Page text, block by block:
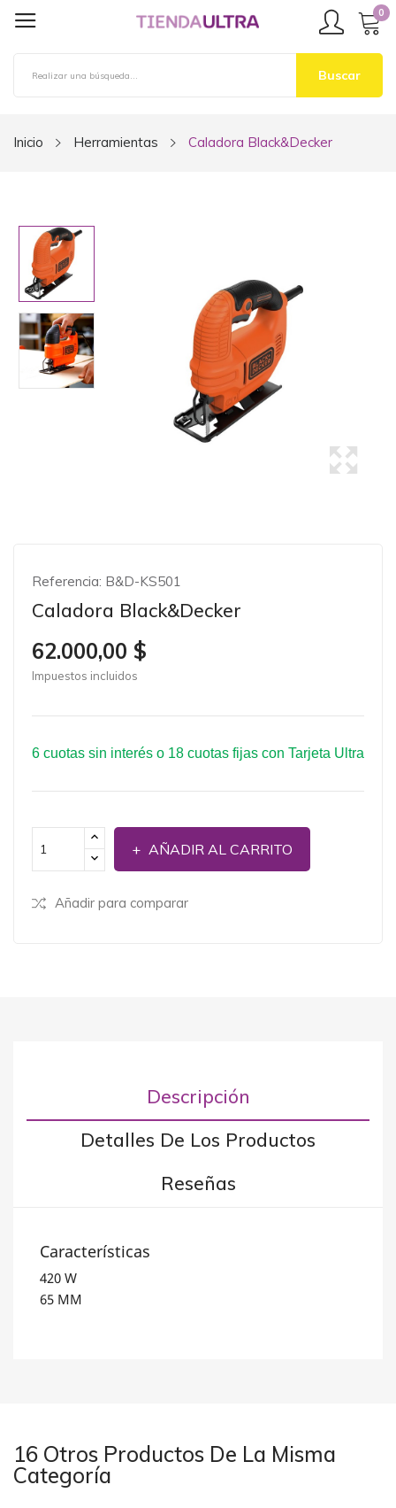
0
Buscar
Inicio Herramientas Caladora Black&Decker
Referencia: B&D-KS501
Caladora Black&Decker
62.000,00 $
Impuestos incluidos
6 cuotas sin interés o 18 cuotas fijas con Tarjeta Ultra
AÑADIR AL CARRITO
Añadir para comparar
Descripción
Detalles De Los Productos
Reseñas
Características
420 W
65 MM
16 Otros Productos De La Misma
Categoría